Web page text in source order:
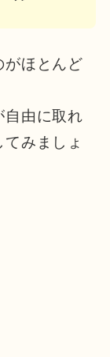
がほとんど
自由に取れ
みましょ